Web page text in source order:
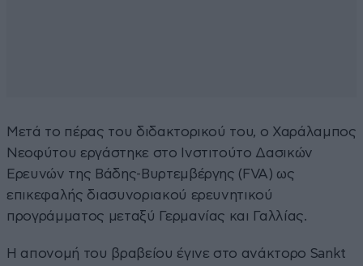
Μετά το πέρας του διδακτορικού του, ο Χαράλαμπος
Νεοφύτου εργάστηκε στο Ινστιτούτο Δασικών
Ερευνών της Βάδης-Βυρτεμβέργης (FVA) ως
επικεφαλής διασυνοριακού ερευνητικού
προγράμματος μεταξύ Γερμανίας και Γαλλίας.
Η απονομή του βραβείου έγινε στο ανάκτορο Sankt